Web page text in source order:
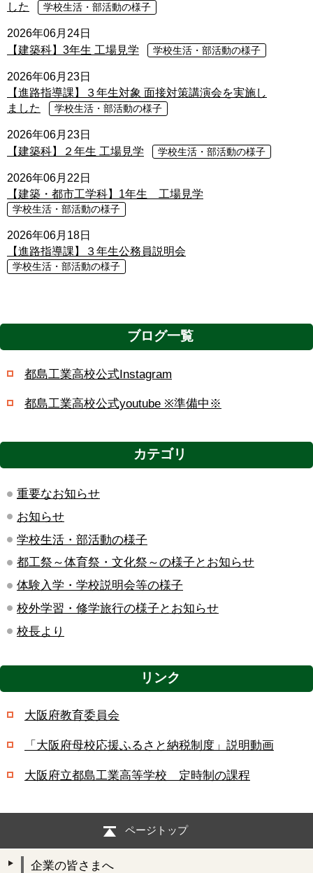
した
学校生活・部活動の様子
2026年06月24日
【建築科】3年生 工場見学
学校生活・部活動の様子
2026年06月23日
【進路指導課】３年生対象 面接対策講演会を実施し
ました
学校生活・部活動の様子
2026年06月23日
【建築科】２年生 工場見学
学校生活・部活動の様子
2026年06月22日
【建築・都市工学科】1年生 工場見学
学校生活・部活動の様子
2026年06月18日
【進路指導課】３年生公務員説明会
学校生活・部活動の様子
ブログ一覧
都島工業高校公式Instagram
都島工業高校公式youtube ※準備中※
カテゴリ
重要なお知らせ
お知らせ
学校生活・部活動の様子
都工祭～体育祭・文化祭～の様子とお知らせ
体験入学・学校説明会等の様子
校外学習・修学旅行の様子とお知らせ
校長より
リンク
大阪府教育委員会
「大阪府母校応援ふるさと納税制度」説明動画
大阪府立都島工業高等学校 定時制の課程
ページトップ
企業の皆さまへ